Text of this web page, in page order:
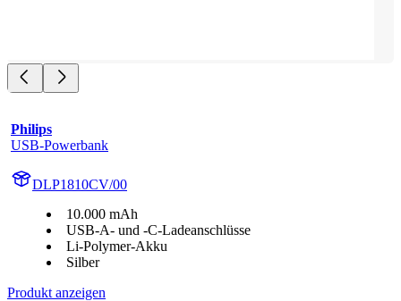
Philips
USB-Powerbank
DLP1810CV/00
10.000 mAh
USB-A- und -C-Ladeanschlüsse
Li-Polymer-Akku
Silber
Produkt anzeigen